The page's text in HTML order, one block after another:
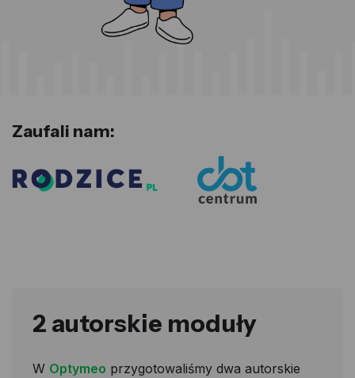
Zaufali nam:
2 autorskie moduły
W Optymeo przygotowaliśmy dwa autorskie